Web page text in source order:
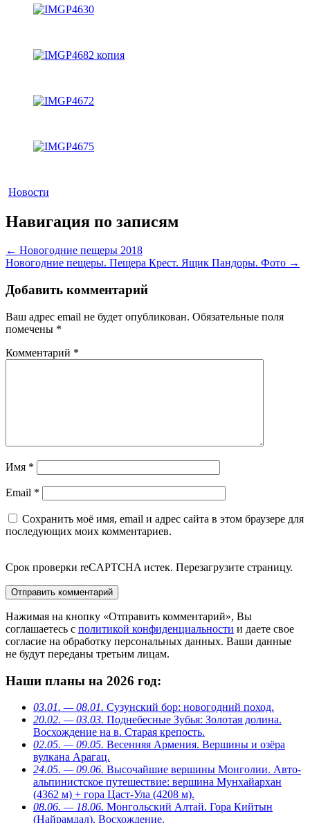
Новости
Навигация по записям
← Новогодние пещеры 2018
Новогодние пещеры. Пещера Крест. Ящик Пандоры. Фото →
Добавить комментарий
Ваш адрес email не будет опубликован. Обязательные поля
помечены *
Комментарий *
Имя *
Email *
Сохранить моё имя, email и адрес сайта в этом браузере для
последующих моих комментариев.
Срок проверки reCAPTCHA истек. Перезагрузите страницу.
Нажимая на кнопку «Отправить комментарий», Вы
соглашаетесь с политикой конфиденциальности и даете свое
согласие на обработку персональных данных. Ваши данные
не будут переданы третьим лицам.
Наши планы на 2026 год:
03.01. — 08.01. Сузунский бор: новогодний поход.
20.02. — 03.03. Поднебесные Зубья: Золотая долина.
Восхождение на в. Старая крепость.
02.05. — 09.05. Весенняя Армения. Вершины и озёра
вулкана Арагац.
24.05. — 09.06. Высочайшие вершины Монголии. Авто-
альпинистское путешествие: вершина Мунхайархан
(4362 м) + гора Цаст-Ула (4208 м).
08.06. — 18.06. Монгольский Алтай. Гора Кийтын
(Найрамдал). Восхождение.